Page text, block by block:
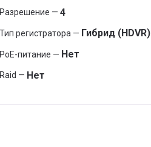
Разрешение — 4
Тип регистратора — Гибрид (HDVR)
PoE-питание — Нет
Raid — Нет